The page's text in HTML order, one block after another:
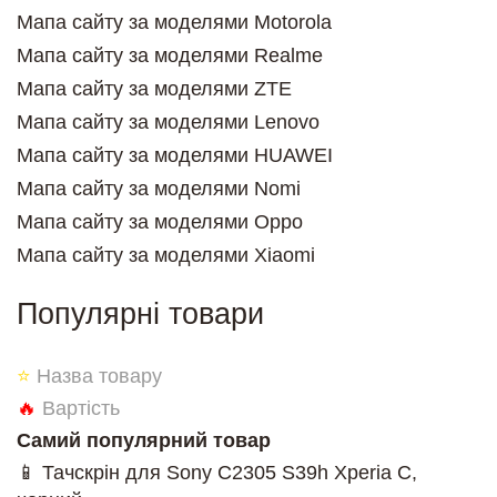
Мапа сайту за моделями Motorola
Мапа сайту за моделями Realme
Мапа сайту за моделями ZTE
Мапа сайту за моделями Lenovo
Мапа сайту за моделями HUAWEI
Мапа сайту за моделями Nomi
Мапа сайту за моделями Oppo
Мапа сайту за моделями Xiaomi
Популярні товари
⭐ Назва товару
🔥 Вартість
Самий популярний товар
📱 Тачскрін для Sony C2305 S39h Xperia C,